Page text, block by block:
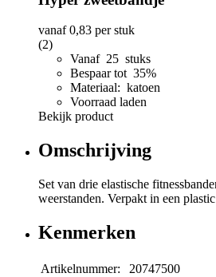
vanaf0,83 per stuk
(2)
Vanaf 25 stuks
Bespaar tot 35%
Materiaal: katoen
Voorraad laden
Bekijk product
Omschrijving
Set van drie elastische
weerstanden. Verpakt in een
Kenmerken
Artikelnummer:
20747500